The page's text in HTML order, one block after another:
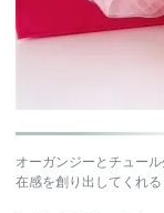
オーガンジーとチュー
在感を創り出してくれ